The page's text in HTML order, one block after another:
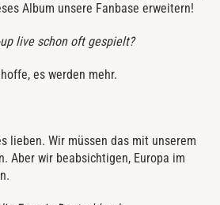
Album unsere Fanbase erweitern!
live schon oft gespielt?
es werden mehr.
lieben. Wir müssen das mit unserem
Aber wir beabsichtigen, Europa im